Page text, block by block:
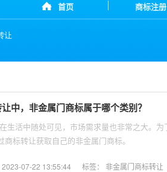
首页 商标注册
让
中，非金属门商标属于哪个类别？
商标转让获取自己的非金属门商标。
标签： 非金属门商标转让
2023-07-22 13:55:44